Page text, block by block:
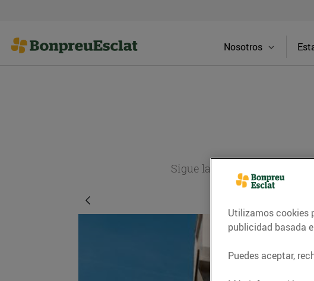
Nosotros
Sigue la actualidad de los
Utilizamos cookies
publicidad basada
Puedes aceptar,